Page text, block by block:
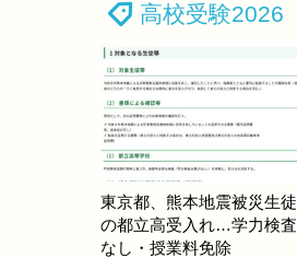
高校受験2026
東京都、熊本地震被災生徒
の都立高受入れ…学力検査
なし・授業料免除